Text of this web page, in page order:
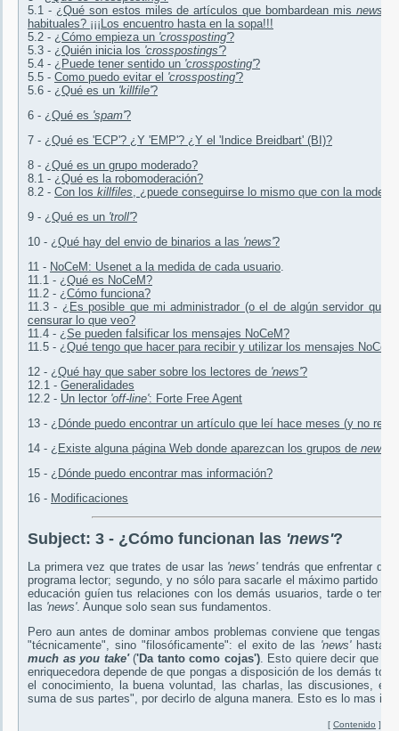
5.1 - ¿Qué son estos miles de artículos que bombardean mis
habituales? ¡¡¡Los encuentro hasta en la sopa!!!
5.2 - ¿Cómo empieza un 'crossposting'?
5.3 - ¿Quién inicia los 'crosspostings'?
5.4 - ¿Puede tener sentido un 'crossposting'?
5.5 - Como puedo evitar el 'crossposting'?
5.6 - ¿Qué es un 'killfile'?
6 - ¿Qué es 'spam'?
7 - ¿Qué es 'ECP'? ¿Y 'EMP'? ¿Y el 'Indice Breidbart' (BI)?
8 - ¿Qué es un grupo moderado?
8.1 - ¿Qué es la robomoderación?
8.2 - Con los killfiles, ¿puede conseguirse lo mismo que con la
9 - ¿Qué es un 'troll'?
10 - ¿Qué hay del envio de binarios a las 'news'?
11 - NoCeM: Usenet a la medida de cada usuario.
11.1 - ¿Qué es NoCeM?
11.2 - ¿Cómo funciona?
11.3 - ¿Es posible que mi administrador (o el de algún servidor que
censurar lo que veo?
11.4 - ¿Se pueden falsificar los mensajes NoCeM?
11.5 - ¿Qué tengo que hacer para recibir y utilizar los mensajes
12 - ¿Qué hay que saber sobre los lectores de 'news'?
12.1 - Generalidades
12.2 - Un lector 'off-line': Forte Free Agent
13 - ¿Dónde puedo encontrar un artículo que leí hace meses (y no
14 - ¿Existe alguna página Web donde aparezcan los grupos de news
15 - ¿Dónde puedo encontrar mas información?
16 - Modificaciones
Subject: 3 - ¿Cómo funcionan las 'news'?
La primera vez que trates de usar las 'news' tendrás que enfrentar
programa lector; segundo, y no sólo para sacarle el máximo partido
educación guíen tus relaciones con los demás usuarios, tarde o
las 'news'. Aunque solo sean sus fundamentos.
Pero aun antes de dominar ambos problemas conviene que tengas
"técnicamente", sino "filosóficamente": el exito de las 'news' hasta
much as you take' ('Da tanto como cojas'). Esto quiere decir que la
enriquecedora depende de que pongas a disposición de los demás
el conocimiento, la buena voluntad, las charlas, las discusiones,
suma de sus partes", por decirlo de alguna manera. Esto es lo mas
[ Contenido ]